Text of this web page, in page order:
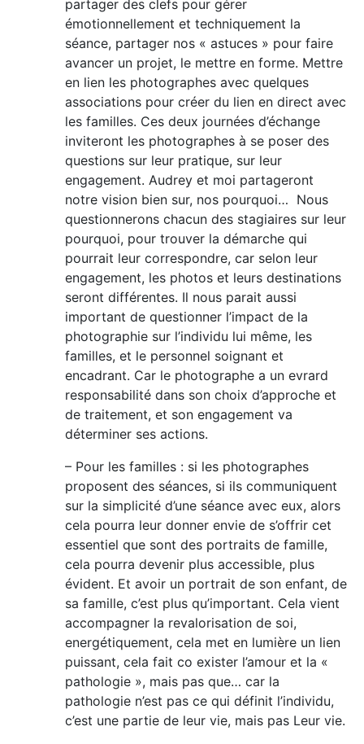
partager des clefs pour gérer
émotionnellement et techniquement la
séance, partager nos « astuces » pour faire
avancer un projet, le mettre en forme. Mettre
en lien les photographes avec quelques
associations pour créer du lien en direct avec
les familles. Ces deux journées d’échange
inviteront les photographes à se poser des
questions sur leur pratique, sur leur
engagement. Audrey et moi partageront
notre vision bien sur, nos pourquoi… Nous
questionnerons chacun des stagiaires sur leur
pourquoi, pour trouver la démarche qui
pourrait leur correspondre, car selon leur
engagement, les photos et leurs destinations
seront différentes. Il nous parait aussi
important de questionner l’impact de la
photographie sur l’individu lui même, les
familles, et le personnel soignant et
encadrant. Car le photographe a un evrard
responsabilité dans son choix d’approche et
de traitement, et son engagement va
déterminer ses actions.
– Pour les familles : si les photographes
proposent des séances, si ils communiquent
sur la simplicité d’une séance avec eux, alors
cela pourra leur donner envie de s’offrir cet
essentiel que sont des portraits de famille,
cela pourra devenir plus accessible, plus
évident. Et avoir un portrait de son enfant, de
sa famille, c’est plus qu’important. Cela vient
accompagner la revalorisation de soi,
energétiquement, cela met en lumière un lien
puissant, cela fait co exister l’amour et la «
pathologie », mais pas que… car la
pathologie n’est pas ce qui définit l’individu,
c’est une partie de leur vie, mais pas Leur vie.